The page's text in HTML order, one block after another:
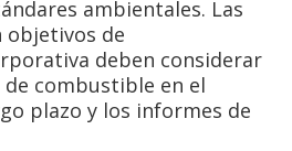
ambientales. Las
objetivos de
deben considerar
combustible en el
plazo y los informes de